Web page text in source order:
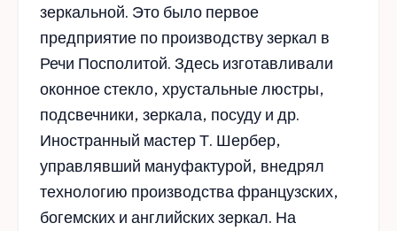
зеркальной. Это было первое
предприятие по производству зеркал в
Речи Посполитой. Здесь изготавливали
оконное стекло, хрустальные люстры,
подсвечники, зеркала, посуду и др.
Иностранный мастер Т. Шербер,
управлявший мануфактурой, внедрял
технологию производства французских,
богемских и английских зеркал. На